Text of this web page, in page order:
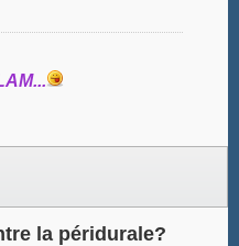
la péridurale?